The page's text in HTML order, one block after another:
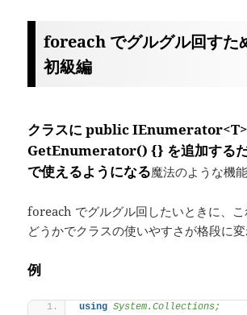
foreach でグルグル回すた
初級編
クラスに public IEnumerator<T>
GetEnumerator() {} を追加する
で使えるようになる魔法のような機能
foreach でグルグル回したいときに、
どうかでクラスの使いやすさが格段に変
例
using System.Collections;